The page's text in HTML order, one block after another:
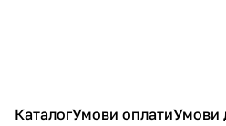
КаталогУмови оплатиУмови